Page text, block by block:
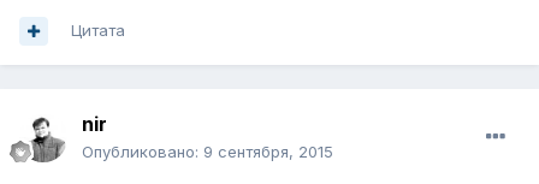
Цитата
nir
Опубликовано: 9 сентября, 2015